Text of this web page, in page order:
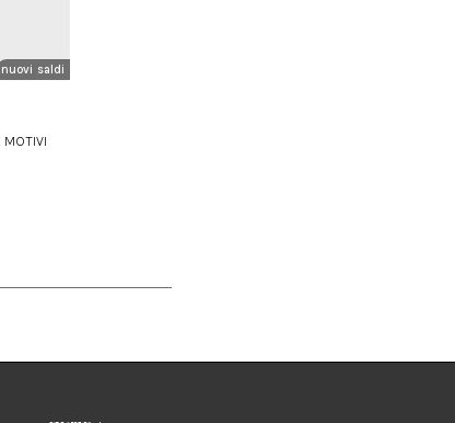
nuovi arrivi
saldi